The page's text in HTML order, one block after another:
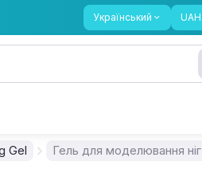
Український UAH
Gel